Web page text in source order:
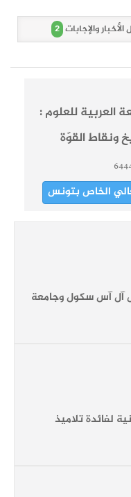
الأخبار والإجابات 2
العربية للعلوم :
ونقاط القوّة
الخاص بتونس
آل آس سكول وجامعة
لفائدة تلاميذ